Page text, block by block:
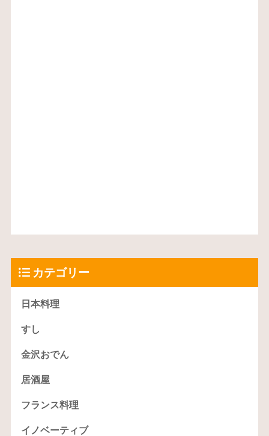
カテゴリー
日本料理
すし
金沢おでん
居酒屋
フランス料理
イノベーティブ